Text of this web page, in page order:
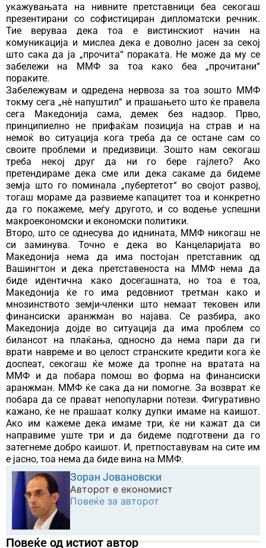
укажувањата на нивните претставници беа секогаш
презентирани со софистициран дипломатски речник.
Тие веруваа дека тоа е вистинскиот начин на
комуникација и мислеа дека е доволно јасен за секој
што сака да ја „прочита“ пораката. Не може да му се
забележи на ММФ за тоа како беа „прочитани“
пораките.
Забележувам и одредена нервоза за тоа зошто ММФ
токму сега „нѐ напуштил“ и прашањето што ќе правела
сега Македонија сама, демек без надзор. Прво,
принципиелно не прифаќам позиција на страв и на
немоќ во ситуација кога треба да се остане сам со
своите проблеми и предизвици. Зошто нам секогаш
треба некој друг да ни го бере гајлето? Ако
претендираме дека сме или дека сакаме да бидеме
земја што го поминала „пубертетот“ во својот развој,
тогаш мораме да развиеме капацитет тоа и конкретно
да го покажеме, меѓу другото, и со водење успешни
макроекономски и економски политики.
Второ, што се однесува до иднината, ММФ никогаш не
си заминува. Точно е дека во Канцеларијата во
Македонија нема да има постојан претставник од
Вашингтон и дека претставеноста на ММФ нема да
биде идентична како досегашната, но тоа е тоа,
Македонија ќе го има редовниот третман како и
мнозинството земји-членки што немаат тековен или
финансиски аранжман во најава. Се разбира, ако
Македонија дојде во ситуација да има проблем со
билансот на плаќања, односно да нема пари да ги
врати навреме и во целост странските кредити кога ќе
доспеат, секогаш ќе може да тропне на вратата на
ММФ и да побара помош во форма на финансиски
аранжман. ММФ ќе сака да ни помогне. За возврат ќе
побара да се прават непопуларни потези. Фигуративно
кажано, ќе не прашаат колку дупки имаме на каишот.
Ако им кажеме дека имаме три, ќе ни кажат да си
направиме уште три и да бидеме подготвени да го
затегнеме добро каишот. И, претпоставувам на сите им
е јасно, тоа нема да биде вина на ММФ.
Зоран Јовановски
Авторот е економист
Повеќе за авторот
Повеќе од истиот автор